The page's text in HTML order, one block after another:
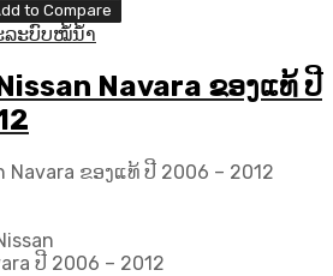
to Compare
ລະບົບໝໍ້ນ້ຳ
Navara ຂອງແທ້ ປີ
Navara ຂອງແທ້ ປີ 2006 – 2012
ປີ​ 2006 – 2012